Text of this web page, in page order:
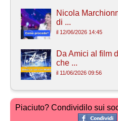
Nicola
di ...
il 12/06/2026 14:45
Da Amici al film
che ...
il 11/06/2026 09:56
Piaciuto? Condividilo sui